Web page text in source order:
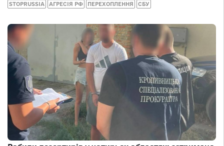
STOPRUSSIA АГРЕСІЯ РФ ПЕРЕХОПЛЕННЯ СБУ